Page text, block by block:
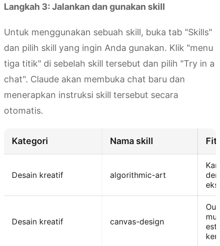
Langkah 3: Jalankan dan gunakan skill
Untuk menggunakan sebuah skill, buka tab "Skills"
dan pilih skill yang ingin Anda gunakan. Klik "menu
tiga titik" di sebelah skill tersebut dan pilih "Try in a
chat". Claude akan membuka chat baru dan
menerapkan instruksi skill tersebut secara
otomatis.
Kategori Nama skill
Desain kreatif algorithmic-art
Desain kreatif canvas-design